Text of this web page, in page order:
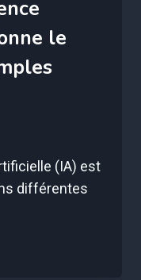
le
(IA) est
différentes